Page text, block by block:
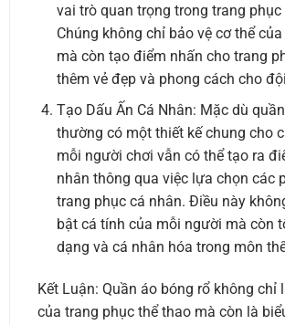
vai trò quan trọng trong trang phục
Chúng không chỉ bảo vệ cơ thể
mà còn tạo điểm nhấn cho trang
thêm vẻ đẹp và phong cách cho
Tạo Dấu Ấn Cá Nhân: Mặc dù
thường có một thiết kế chung cho
mỗi người chơi vẫn có thể tạo ra
nhân thông qua việc lựa chọn các
trang phục cá nhân. Điều này
bật cá tính của mỗi người mà còn
dạng và cá nhân hóa trong môn
Kết Luận: Quần áo bóng rổ không chỉ
của trang phục thể thao mà còn là